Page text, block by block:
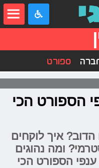
ספורט
לכם?! 5 ענפי הספורט הכי
איך לוקחים
ומה נהוגים
היפנים לעשות בקבוצות? 5 ענפי הספורט הכי